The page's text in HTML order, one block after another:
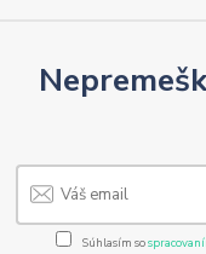
Súhlasím so